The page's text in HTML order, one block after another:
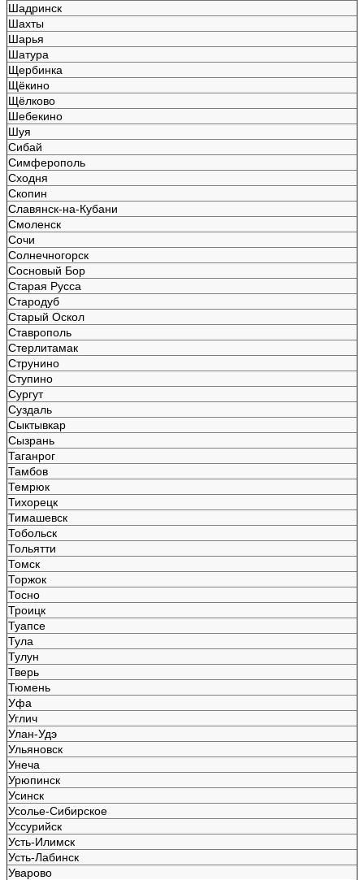
Шадринск
Шахты
Шарья
Шатура
Щербинка
Щёкино
Щёлково
Шебекино
Шуя
Сибай
Симферополь
Сходня
Скопин
Славянск-на-Кубани
Смоленск
Сочи
Солнечногорск
Сосновый Бор
Старая Русса
Стародуб
Старый Оскол
Ставрополь
Стерлитамак
Струнино
Ступино
Сургут
Суздаль
Сыктывкар
Сызрань
Таганрог
Тамбов
Темрюк
Тихорецк
Тимашевск
Тобольск
Тольятти
Томск
Торжок
Тосно
Троицк
Туапсе
Тула
Тулун
Тверь
Тюмень
Уфа
Углич
Улан-Удэ
Ульяновск
Унеча
Урюпинск
Усинск
Усолье-Сибирское
Уссурийск
Усть-Илимск
Усть-Лабинск
Уварово